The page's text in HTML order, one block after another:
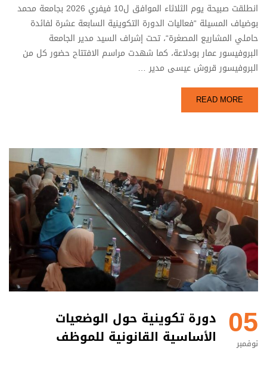
انطلقت صبيحة يوم الثلاثاء الموافق ل10 فيفري 2026 بجامعة محمد
بوضياف المسيلة “فعاليات الدورة التكوينية السابعة عشرة لفائدة
حاملي المشاريع المصغرة“، تحت إشراف السيد مدير الجامعة
البروفيسور عمار بودلاعة، كما شهدت مراسم الافتتاح حضور كل من
البروفيسور قروش عيسى مدير …
READ MORE
05
نوفمبر
دورة تكوينية حول الوضعيات
الأساسية القانونية للموظف